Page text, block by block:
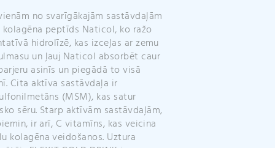
no svarīgākajām sastāvdaļām
peptīds Naticol, ko ražo
hidrolīzē, kas izceļas ar zemu
un ļauj Naticol absorbēt caur
asinīs un piegādā to visā
Cita aktīva sastāvdaļa ir
(MSM), kas satur
sēru. Starp aktīvām sastāvdaļām,
ir arī, C vitamīns, kas veicina
kolagēna veidošanos. Uztura